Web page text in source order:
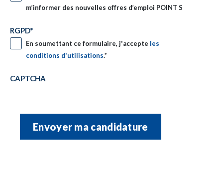
m’informer des nouvelles offres d’emploi POINT S
RGPD*
En soumettant ce formulaire, j'accepte les
conditions d'utilisations.*
CAPTCHA